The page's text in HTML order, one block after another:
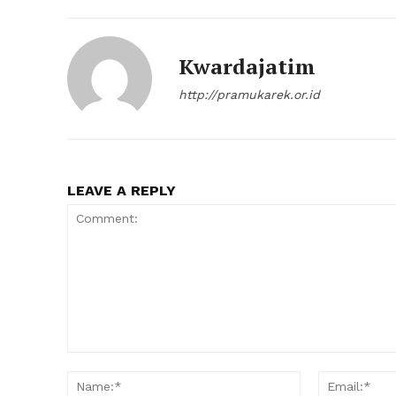
Kwardajatim
http://pramukarek.or.id
LEAVE A REPLY
Name:*